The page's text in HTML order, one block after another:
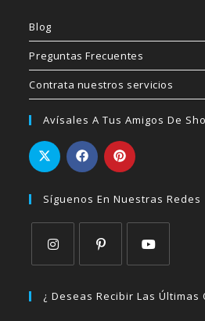
Blog
Preguntas Frecuentes
Contrata nuestros servicios
Avísales A Tus Amigos De
Síguenos En Nuestras Redes
abre
abre
abre
¿ Deseas Recibir Las Últimas